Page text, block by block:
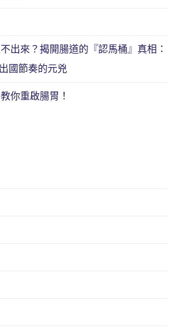
出來？揭開腸道的『認馬桶』真相：
國節奏的元兇
你重啟腸胃！